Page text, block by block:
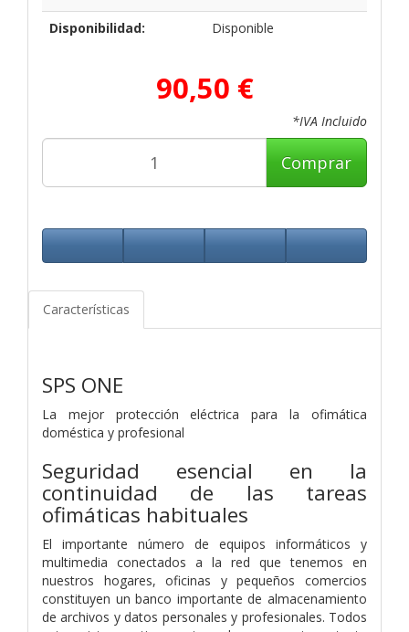
Disponibilidad:
Disponible
90,50 €
*IVA Incluido
Comprar
Características
SPS ONE
La mejor protección eléctrica para la ofimática
doméstica y profesional
Seguridad esencial en la
continuidad de las tareas
ofimáticas habituales
El importante número de equipos informáticos y
multimedia conectados a la red que tenemos en
nuestros hogares, oficinas y pequeños comercios
constituyen un banco importante de almacenamiento
de archivos y datos personales y profesionales. Todos